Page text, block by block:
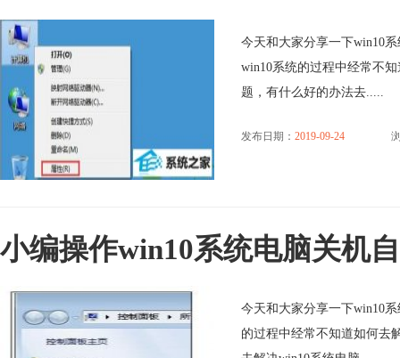
今天和大家分享一下win10
win10系统的过程中经常不
题，有什么好的办法去.....
发布日期： 2019-09-24
小编操作win10系统电脑关机
今天和大家分享一下win10
的过程中经常不知道如何去